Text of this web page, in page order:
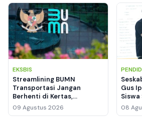
EKSBIS
Streamlining BUMN
Transportasi Jangan
Berhenti di Kertas,
Pengamat: Kinerja
Keuangan dan Kepuasan
09 Agustus 2026
Gus
Siswa
Siti
08